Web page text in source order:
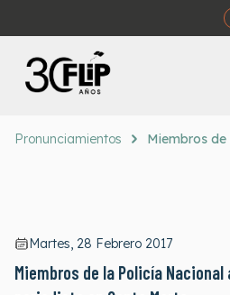
Pronunciamientos Miembros
Martes, 28 Febrero 2017
Miembros de la Policía Nacional